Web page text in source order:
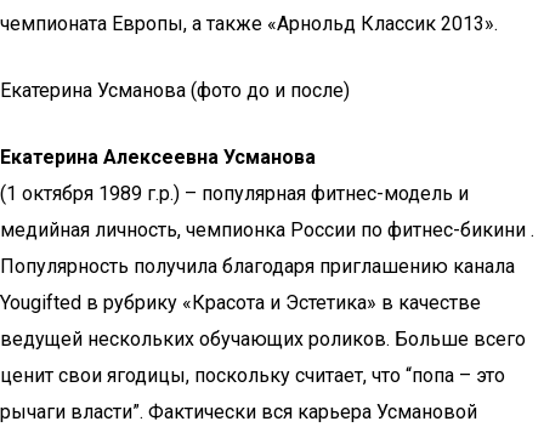
чемпионата Европы, а также «Арнольд Классик 2013».
Екатерина Усманова (фото до и после)
Екатерина Алексеевна Усманова
(1 октября 1989 г.р.) – популярная фитнес-модель и
медийная личность, чемпионка России по фитнес-бикини .
Популярность получила благодаря приглашению канала
Yougifted в рубрику «Красота и Эстетика» в качестве
ведущей нескольких обучающих роликов. Больше всего
ценит свои ягодицы, поскольку считает, что “попа – это
рычаги власти”. Фактически вся карьера Усмановой